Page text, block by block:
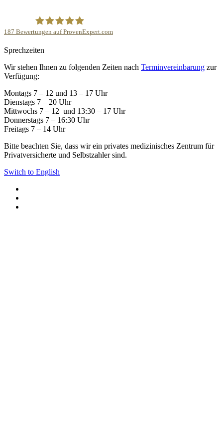
Privatpraxis ‘Die Kinderwunschärztin’- Dr.med.Corinna
187 Bewertungen auf ProvenExpert.com
Sprechzeiten
Wir stehen Ihnen zu folgenden Zeiten nach Terminvereinbarung zur
Verfügung:
Montags 7 – 12 und 13 – 17 Uhr
Dienstags 7 – 20 Uhr
Mittwochs 7 – 12 und 13:30 – 17 Uhr
Donnerstags 7 – 16:30 Uhr
Freitags 7 – 14 Uhr
Bitte beachten Sie, dass wir ein privates medizinisches Zentrum für
Privatversicherte und Selbstzahler sind.
Switch to English